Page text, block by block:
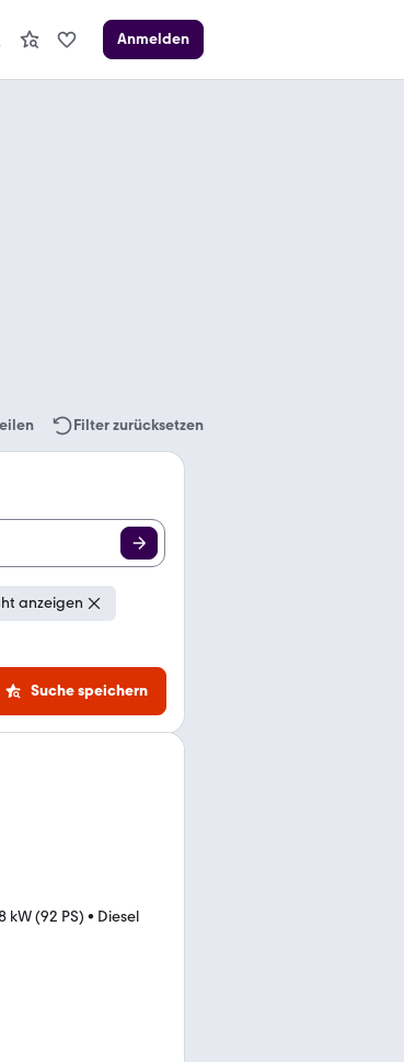
Anmelden
Filter zurücksetzen
anzeigen
Suche speichern
kW (92 PS) • Diesel